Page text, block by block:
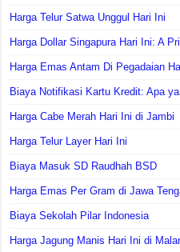
Harga Telur Satwa Unggul Hari Ini
Harga Dollar Singapura Hari Ini: A
Harga Emas Antam Di Pegadaian
Biaya Notifikasi Kartu Kredit: Apa
Harga Cabe Merah Hari Ini di Jambi
Harga Telur Layer Hari Ini
Biaya Masuk SD Raudhah BSD
Harga Emas Per Gram di Jawa
Biaya Sekolah Pilar Indonesia
Harga Jagung Manis Hari Ini di